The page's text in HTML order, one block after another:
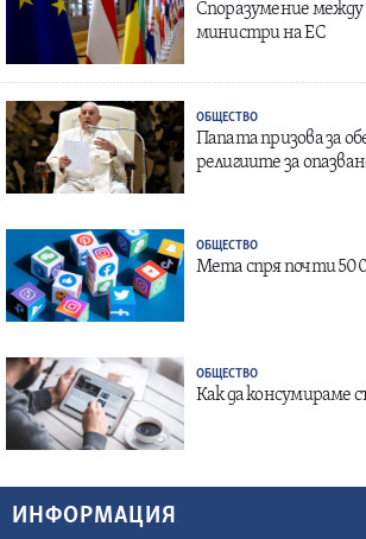
Споразумение
министри на ЕС
ОБЩЕСТВО
Папата призова за
религиите за
ОБЩЕСТВО
Мета спря почти
ОБЩЕСТВО
Как да консумираме
ИНФОРМАЦИЯ